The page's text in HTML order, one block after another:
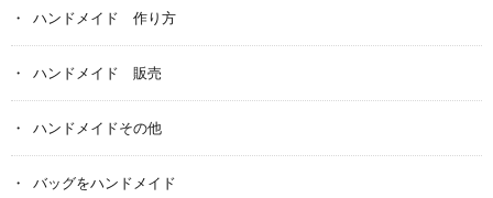
ハンドメイド 作り方
ハンドメイド 販売
ハンドメイドその他
バッグをハンドメイド